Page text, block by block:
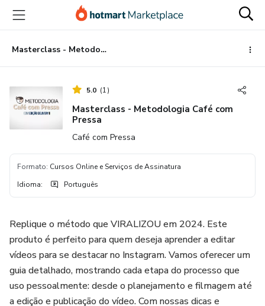
para
conteúdo
principal
para
pagamento
para
rodapé
Masterclass - Metodologia Café com Pressa
5.0 (1)
Masterclass - Metodologia Café com
Pressa
Café com Pressa
Formato: Cursos Online e Serviços de Assinatura
Idioma: Português
Replique o método que VIRALIZOU em 2024. Este
produto é perfeito para quem deseja aprender a editar
vídeos para se destacar no Instagram. Vamos oferecer um
guia detalhado, mostrando cada etapa do processo que
uso pessoalmente: desde o planejamento e filmagem até
a edição e publicação do vídeo. Com nossas dicas e